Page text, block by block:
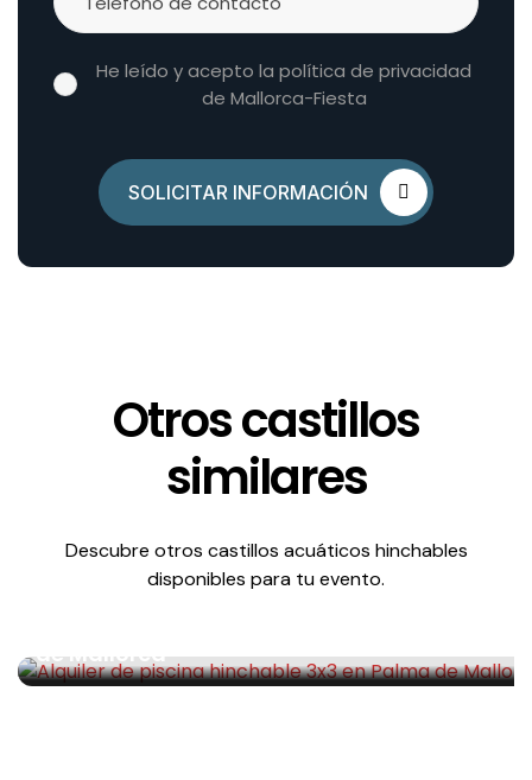
He leído y acepto la política de privacidad
de Mallorca-Fiesta
SOLICITAR INFORMACIÓN
Otros castillos
similares
Descubre otros castillos acuáticos hinchables
disponibles para tu evento.
de Mallorca